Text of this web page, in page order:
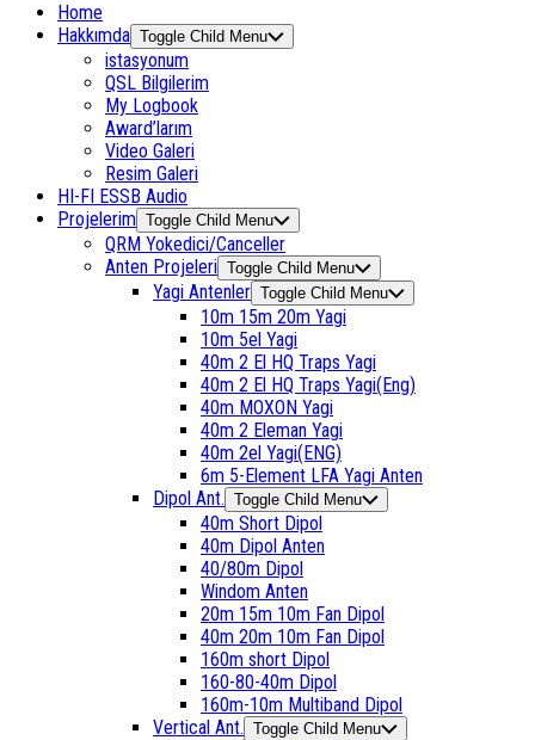
Home
Hakkımda Toggle Child Menu
istasyonum
QSL Bilgilerim
My Logbook
Award’larım
Video Galeri
Resim Galeri
HI-FI ESSB Audio
Projelerim Toggle Child Menu
QRM Yokedici/Canceller
Anten Projeleri Toggle Child Menu
Yagi Antenler Toggle Child Menu
10m 15m 20m Yagi
10m 5el Yagi
40m 2 El HQ Traps Yagi
40m 2 El HQ Traps Yagi(Eng)
40m MOXON Yagi
40m 2 Eleman Yagi
40m 2el Yagi(ENG)
6m 5-Element LFA Yagi Anten
Dipol Ant. Toggle Child Menu
40m Short Dipol
40m Dipol Anten
40/80m Dipol
Windom Anten
20m 15m 10m Fan Dipol
40m 20m 10m Fan Dipol
160m short Dipol
160-80-40m Dipol
160m-10m Multiband Dipol
Vertical Ant. Toggle Child Menu